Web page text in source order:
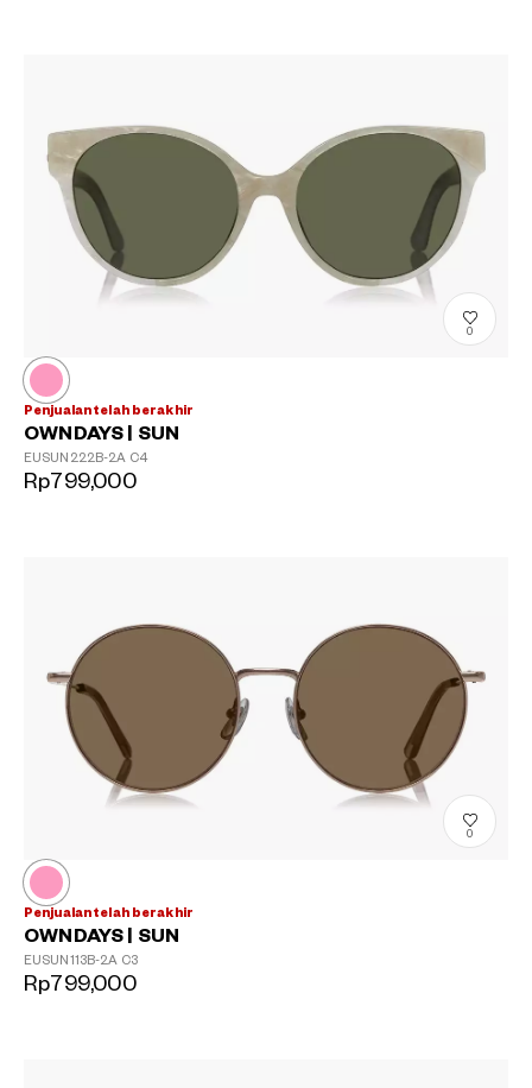
0
Penjualan telah berakhir
OWNDAYS | SUN
EUSUN222B-2A C4
Rp799,000
0
Penjualan telah berakhir
OWNDAYS | SUN
EUSUN113B-2A C3
Rp799,000